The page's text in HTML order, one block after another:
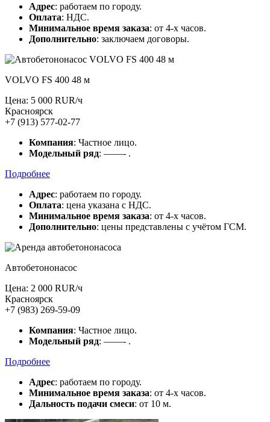
Адрес: работаем по городу.
Оплата: НДС.
Минимальное время заказа: от 4-х часов.
Дополнительно: заключаем договоры.
VOLVO FS 400 48 м
Цена: 5 000 RUR/ч
Красноярск
+7 (913) 577-02-77
Компания: Частное лицо.
Модельный ряд: ——- .
Подробнее
Адрес: работаем по городу.
Оплата: цена указана с НДС.
Минимальное время заказа: от 4-х часов.
Дополнительно: цены представлены с учётом ГСМ.
Автобетононасос
Цена: 2 000 RUR/ч
Красноярск
+7 (983) 269-59-09
Компания: Частное лицо.
Модельный ряд: ——- .
Подробнее
Адрес: работаем по городу.
Минимальное время заказа: от 4-х часов.
Дальность подачи смеси: от 10 м.